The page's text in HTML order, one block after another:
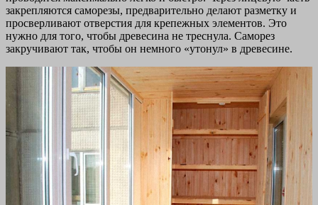
закрепляются саморезы, предварительно делают разметку и
просверливают отверстия для крепежных элементов. Это
нужно для того, чтобы древесина не треснула. Саморез
закручивают так, чтобы он немного «утонул» в древесине.